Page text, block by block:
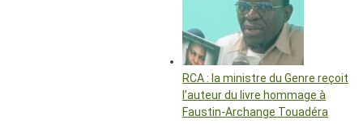
RCA : la ministre du Genre reçoit
l’auteur du livre hommage à
Faustin-Archange Touadéra